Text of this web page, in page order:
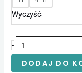
Wyczyść
-
DODAJ DO